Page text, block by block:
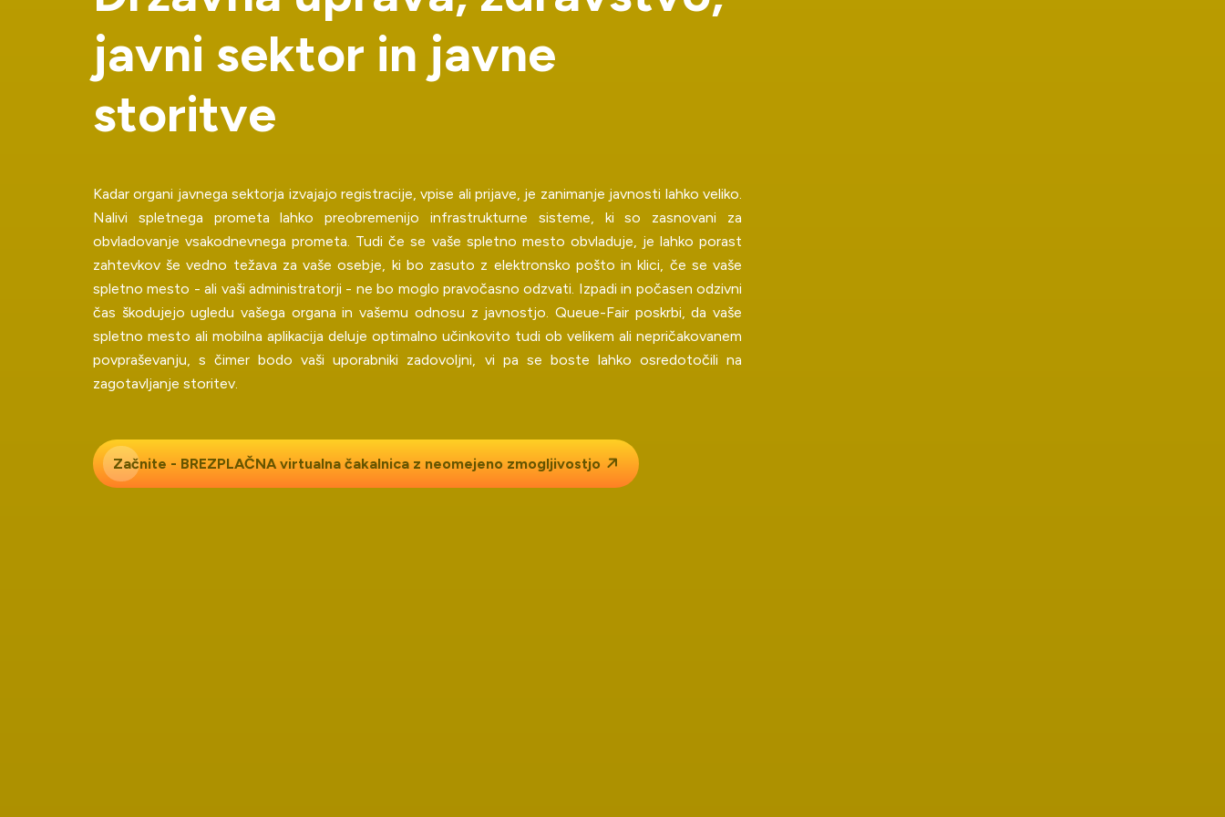
javni sektor in javne
storitve
Kadar organi javnega sektorja izvajajo registracije, vpise ali prijave, je zanimanje javnosti lahko veliko.
Nalivi spletnega prometa lahko preobremenijo infrastrukturne sisteme, ki so zasnovani za
obvladovanje vsakodnevnega prometa. Tudi če se vaše spletno mesto obvladuje, je lahko porast
zahtevkov še vedno težava za vaše osebje, ki bo zasuto z elektronsko pošto in klici, če se vaše
spletno mesto - ali vaši administratorji - ne bo moglo pravočasno odzvati. Izpadi in počasen odzivni
čas škodujejo ugledu vašega organa in vašemu odnosu z javnostjo. Queue-Fair poskrbi, da vaše
spletno mesto ali mobilna aplikacija deluje optimalno učinkovito tudi ob velikem ali nepričakovanem
povpraševanju, s čimer bodo vaši uporabniki zadovoljni, vi pa se boste lahko osredotočili na
zagotavljanje storitev.
Začnite - BREZPLAČNAvirtualna čakalnica z neomejeno zmogljivostjo